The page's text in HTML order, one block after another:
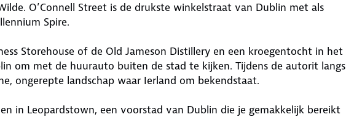
O’Connell Street is de drukste winkelstraat van Dublin met als
Spire.
Storehouse of de Old Jameson Distillery en een kroegentocht in het
om met de huurauto buiten de stad te kijken. Tijdens de autorit langs
ongerepte landschap waar Ierland om bekendstaat.
in Leopardstown, een voorstad van Dublin die je gemakkelijk bereikt